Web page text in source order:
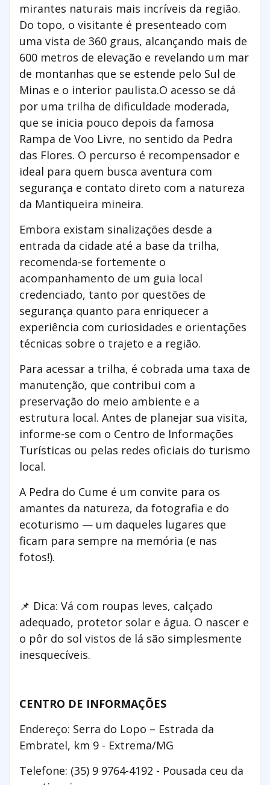
mirantes naturais mais incríveis da região.
Do topo, o visitante é presenteado com
uma vista de 360 graus, alcançando mais de
600 metros de elevação e revelando um mar
de montanhas que se estende pelo Sul de
Minas e o interior paulista.O acesso se dá
por uma trilha de dificuldade moderada,
que se inicia pouco depois da famosa
Rampa de Voo Livre, no sentido da Pedra
das Flores. O percurso é recompensador e
ideal para quem busca aventura com
segurança e contato direto com a natureza
da Mantiqueira mineira.
Embora existam sinalizações desde a
entrada da cidade até a base da trilha,
recomenda-se fortemente o
acompanhamento de um guia local
credenciado, tanto por questões de
segurança quanto para enriquecer a
experiência com curiosidades e orientações
técnicas sobre o trajeto e a região.
Para acessar a trilha, é cobrada uma taxa de
manutenção, que contribui com a
preservação do meio ambiente e a
estrutura local. Antes de planejar sua visita,
informe-se com o Centro de Informações
Turísticas ou pelas redes oficiais do turismo
local.
A Pedra do Cume é um convite para os
amantes da natureza, da fotografia e do
ecoturismo — um daqueles lugares que
ficam para sempre na memória (e nas
fotos!).
📌 Dica: Vá com roupas leves, calçado
adequado, protetor solar e água. O nascer e
o pôr do sol vistos de lá são simplesmente
inesquecíveis.
CENTRO DE INFORMAÇÕES
Endereço: Serra do Lopo – Estrada da
Embratel, km 9 - Extrema/MG
Telefone: (35) 9 9764-4192 - Pousada ceu da